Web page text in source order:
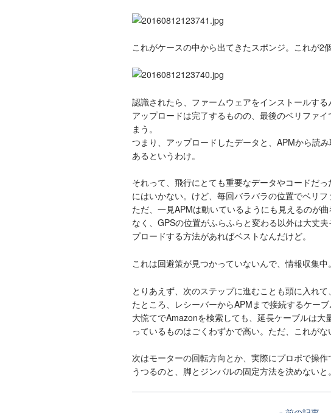
これがケースの中から出てきたスポンジ。これが2
認識されたら、ファームウェアをインストールする
アップロードは完了するものの、最後のベリファ
まう。
つまり、アップロードしたデータと、APMから読
あるというわけ。
それって、飛行にとても重要なデータやコードだ
にはいかない。けど、毎回バラバラの位置でベリフ
ただ、一見APMは動いているようにも見えるのが
なく、GPSの位置がふらふらと変わる以外は大丈
プロードする方法があればベストなんだけど。
これは回避策が見つかっていないんで、情報収集中。
とりあえず、次のステップに進むことも頭に入れ
たところ、レシーバーからAPMまで接続するケーブ
大慌てでAmazonを検索しても、延長ケーブルは
っているものはごくわずかで高い。ただ、これがな
次はモーターの回転方向とか、実際にプロポで操
うつるのと、脚とジンバルの固定方法を決めないと。